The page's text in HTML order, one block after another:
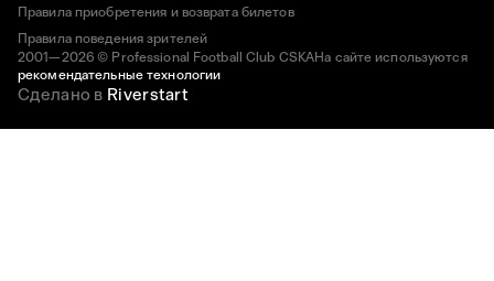
2001—2026 © Professional Football Club CSKAНа сайте используются
рекомендательные технологии
Правила приобретения и возврата билетов
Правила поведения зрителей
Сделано в Riverstart